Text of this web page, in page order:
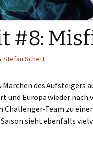
#8:
Stefan Schett
des Aufsteigers
Europa wieder nach
Challenger-Team zu
sieht ebenfalls